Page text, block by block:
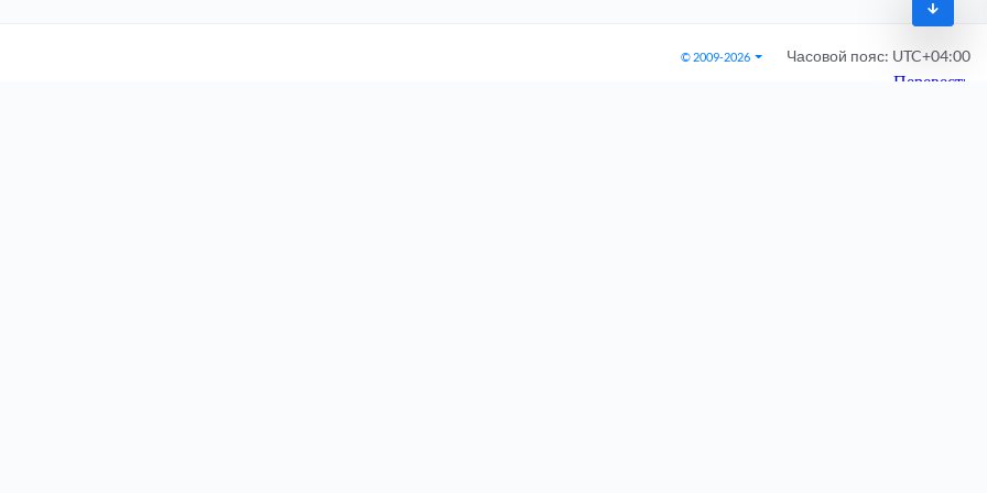
© 2009-2026 Часовой пояс: UTC+04:00